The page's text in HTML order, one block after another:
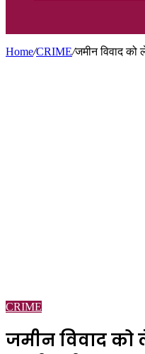
Home/CRIME/जमीन विवाद को
CRIME
जमीन विवाद को